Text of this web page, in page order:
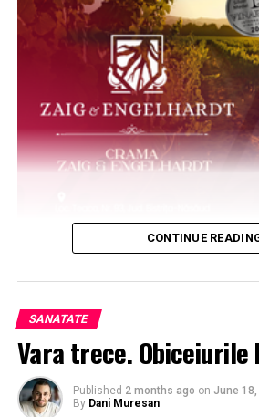
CONTINUE
SANATATE
Vara trece. Obiceiurile
Published 2 months ago on June
By Dani Muresan